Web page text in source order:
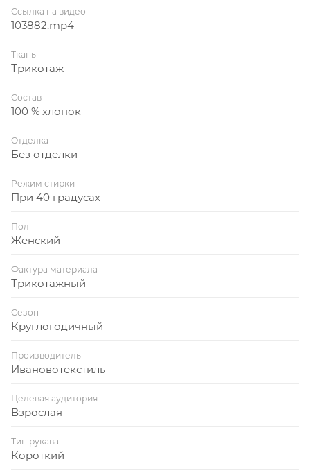
Ссылка на видео
103882.mp4
Ткань
Трикотаж
Состав
100 % хлопок
Отделка
Без отделки
Режим стирки
При 40 градусах
Пол
Женский
Фактура материала
Трикотажный
Сезон
Круглогодичный
Производитель
Ивановотекстиль
Целевая аудитория
Взрослая
Тип рукава
Короткий